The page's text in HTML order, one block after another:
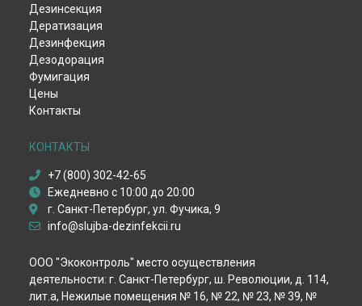
Уничтожение мокриц
Уничтожение мух
Обработка от жука-кожееда
Обработка от жука-точильщика
Обработка от долгоносика
Уничтожение чешуйницы
Удаление плесени и грибка
Дезинфекция после смерти
Пест-контроль
Демеркуризация ртути
Уничтожение крыс
Уничтожение мышей
Уничтожение змей
Гербицидная обработка
Акарицидная обработка
Дезинсекция
Дератизация
Дезинфекция
Дезодорация
Фумигация
Цены
Контакты
КОНТАКТЫ
+7 (800) 302-42-65
Ежедневно с 10:00 до 20:00
г. Санкт-Петербург, ул. Фучика, 9
info@slujba-dezinfekcii.ru
ООО "Экоконтроль" место осуществления
деятельности: г. Санкт-Петербург, ш. Революции, д. 114,
лит.а, Нежилые помещения № 16, № 22, № 23, № 39, №